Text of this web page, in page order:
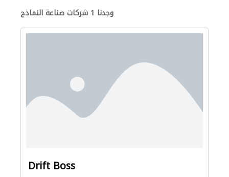
وجدنا 1 شركات صناعة النماذج
Drift Boss